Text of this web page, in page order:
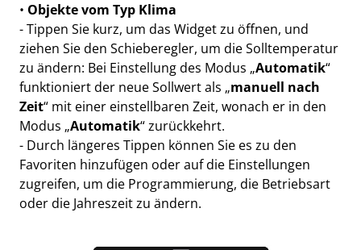
• Objekte vom Typ Klima
- Tippen Sie kurz, um das Widget zu öffnen, und
ziehen Sie den Schieberegler, um die Solltemperatur
zu ändern: Bei Einstellung des Modus „Automatik“
funktioniert der neue Sollwert als „manuell nach
Zeit“ mit einer einstellbaren Zeit, wonach er in den
Modus „Automatik“ zurückkehrt.
- Durch längeres Tippen können Sie es zu den
Favoriten hinzufügen oder auf die Einstellungen
zugreifen, um die Programmierung, die Betriebsart
oder die Jahreszeit zu ändern.